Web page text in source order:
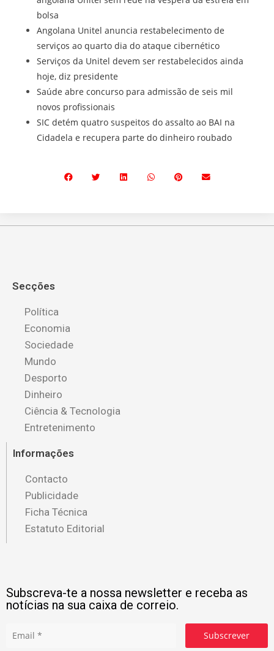
bolsa
Angolana Unitel anuncia restabelecimento de
serviços ao quarto dia do ataque cibernético
Serviços da Unitel devem ser restabelecidos ainda
hoje, diz presidente
Saúde abre concurso para admissão de seis mil
novos profissionais
SIC detém quatro suspeitos do assalto ao BAI na
Cidadela e recupera parte do dinheiro roubado
Secções
Política
Economia
Sociedade
Mundo
Desporto
Dinheiro
Ciência & Tecnologia
Entretenimento
Informações
Contacto
Publicidade
Ficha Técnica
Estatuto Editorial
Subscreva-te a nossa newsletter e receba as
notícias na sua caixa de correio.
Subscrever